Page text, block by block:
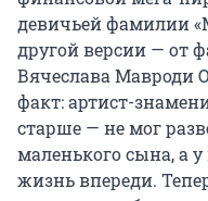
девичьей фамилии
другой версии — от
Вячеслава Мавроди
факт: артист-
старше — не мог
маленького сына, а
жизнь впереди.